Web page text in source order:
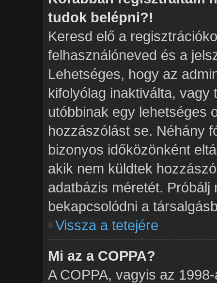
tudok belépni?!
Keresd elő a
felhasználóneved és a
Lehetséges, hogy az
kifolyólag inaktiválta,
utóbbinak egy lehetséges
hozzászólást se. Néhány
bizonyos időközönként
akik nem küldtek
adatbázis méretét. Próbálj
bekapcsolódni a
Vissza a tetejére
Mi az a COPPA?
A COPPA, vagyis az